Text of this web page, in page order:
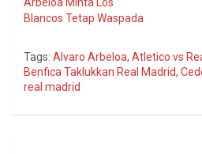
Arbeloa Minta Los
Blancos Tetap Waspada
Tags: Alvaro Arbeloa, Atletico vs
Benfica Taklukkan Real Madrid,
real madrid